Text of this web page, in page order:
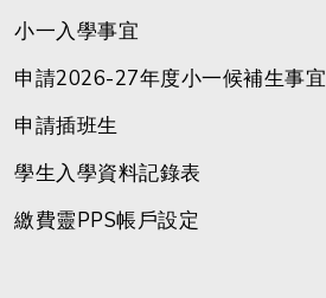
小一入學事宜
申請2026-27年度小一候補生事宜
申請插班生
學生入學資料記錄表
繳費靈PPS帳戶設定